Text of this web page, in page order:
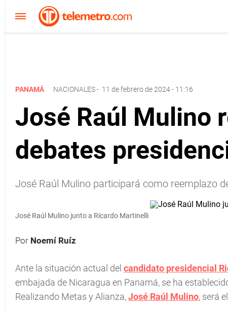
PANAMÁ NACIONALES- 11 de febrero de 2024 - 11:16
José Raúl Mulino
debates
José Raúl Mulino participará como reemplazo
José Raúl Mulino junto a Ricardo Martinelli
Por Noemí Ruíz
Ante la situación actual del candidato presidencial
embajada de Nicaragua en Panamá, se ha
Realizando Metas y Alianza,José Raúl Mulino, será